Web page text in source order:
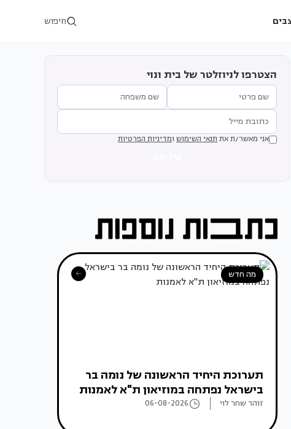
חיפוש
הצטרפו לניוזלטר של בית ונוי
אני מאשר/ת את תנאי השימוש ומדיניות הפרטיות
מה חדש
תערוכת היחיד הראשונה של נומה בר
בישראל נפתחה במוזיאון ת"א לאמנות
זוהר שחר לוי 06-08-2026